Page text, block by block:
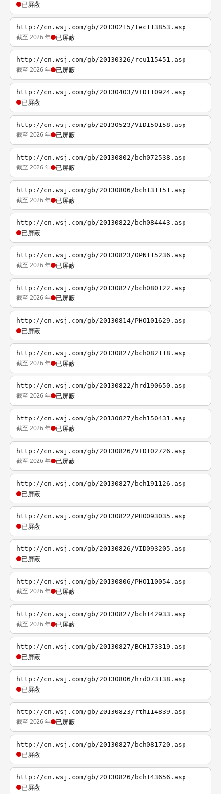
已屏蔽
http://cn.wsj.com/gb/20130215/tec113853.asp
截至 2026 年 已屏蔽
http://cn.wsj.com/gb/20130326/rcu115451.asp
截至 2026 年 已屏蔽
http://cn.wsj.com/gb/20130403/VID110924.asp
已屏蔽
http://cn.wsj.com/gb/20130523/VID150158.asp
截至 2026 年 已屏蔽
http://cn.wsj.com/gb/20130802/bch072538.asp
截至 2026 年 已屏蔽
http://cn.wsj.com/gb/20130806/bch131151.asp
截至 2026 年 已屏蔽
http://cn.wsj.com/gb/20130822/bch084443.asp
已屏蔽
http://cn.wsj.com/gb/20130823/OPN115236.asp
截至 2026 年 已屏蔽
http://cn.wsj.com/gb/20130827/bch080122.asp
截至 2026 年 已屏蔽
http://cn.wsj.com/gb/20130814/PHO101629.asp
已屏蔽
http://cn.wsj.com/gb/20130827/bch082118.asp
截至 2026 年 已屏蔽
http://cn.wsj.com/gb/20130822/hrd190650.asp
截至 2026 年 已屏蔽
http://cn.wsj.com/gb/20130827/bch150431.asp
截至 2026 年 已屏蔽
http://cn.wsj.com/gb/20130826/VID102726.asp
截至 2026 年 已屏蔽
http://cn.wsj.com/gb/20130827/bch191126.asp
已屏蔽
http://cn.wsj.com/gb/20130822/PHO093035.asp
已屏蔽
http://cn.wsj.com/gb/20130826/VID093205.asp
已屏蔽
http://cn.wsj.com/gb/20130806/PHO110054.asp
截至 2026 年 已屏蔽
http://cn.wsj.com/gb/20130827/bch142933.asp
截至 2026 年 已屏蔽
http://cn.wsj.com/gb/20130827/BCH173319.asp
已屏蔽
http://cn.wsj.com/gb/20130806/hrd073138.asp
已屏蔽
http://cn.wsj.com/gb/20130823/rth114839.asp
截至 2026 年 已屏蔽
http://cn.wsj.com/gb/20130827/bch081720.asp
已屏蔽
http://cn.wsj.com/gb/20130826/bch143656.asp
已屏蔽